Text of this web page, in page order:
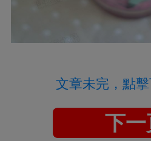
文章未完，點
下一